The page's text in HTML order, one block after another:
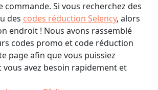
commande. Si vous recherchez des
des codes réduction Selency, alors
endroit ! Nous avons rassemblé
codes promo et code réduction
page afin que vous puissiez
avez besoin rapidement et